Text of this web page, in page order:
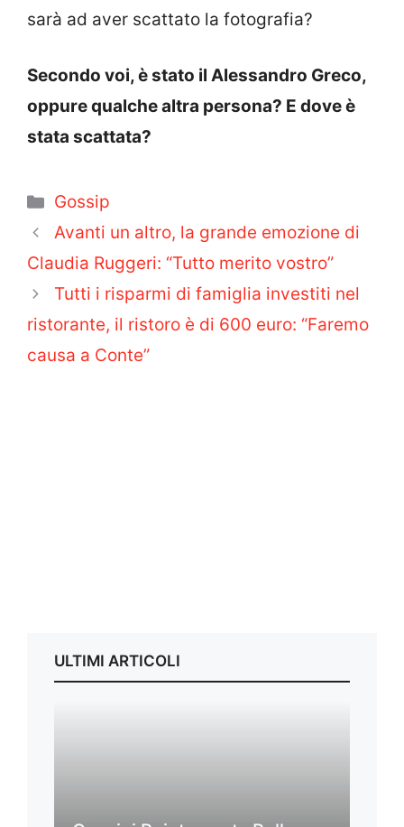
sarà ad aver scattato la fotografia?
Secondo voi, è stato il Alessandro Greco,
oppure qualche altra persona? E dove è
stata scattata?
Categorie
Gossip
Avanti un altro, la grande emozione di
Claudia Ruggeri: “Tutto merito vostro”
Tutti i risparmi di famiglia investiti nel
ristorante, il ristoro è di 600 euro: “Faremo
causa a Conte”
ULTIMI ARTICOLI